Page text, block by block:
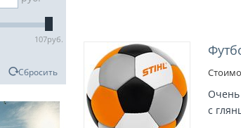
107руб.
Сбросить
с